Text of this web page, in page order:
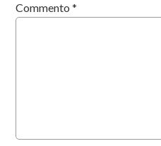
Commento*